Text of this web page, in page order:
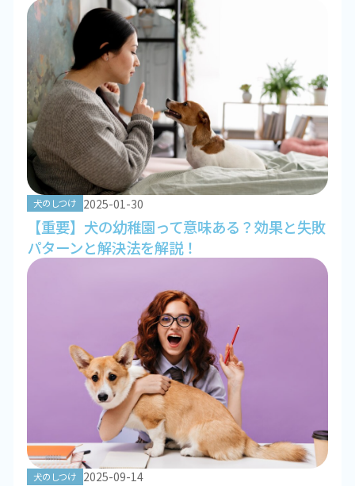
犬のしつけ 2025-01-30
【重要】犬の幼稚園って意味ある？効果と失敗
パターンと解決法を解説！
犬のしつけ 2025-09-14